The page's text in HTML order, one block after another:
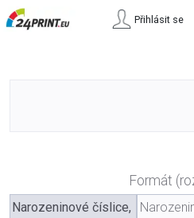
Přihlásit se
Formát
Narozeninové číslice,